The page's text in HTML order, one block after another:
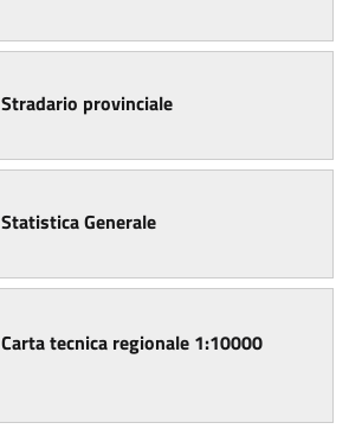
Stradario provinciale
Statistica Generale
Carta tecnica regionale 1:10000